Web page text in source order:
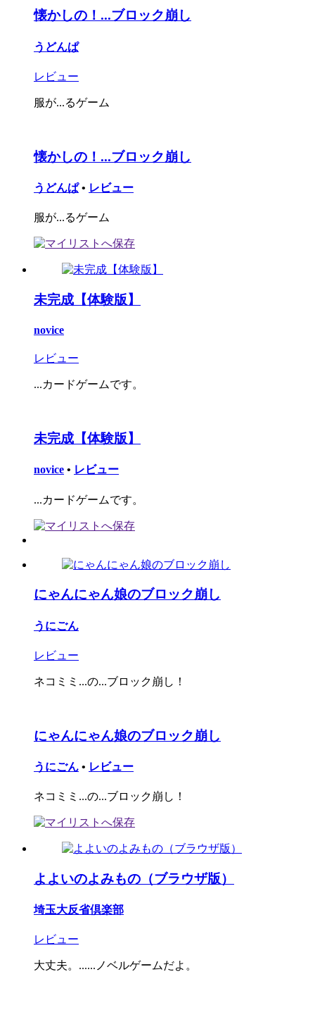
懐かしの！...ブロック崩し
うどんぱ
レビュー
服が...るゲーム
懐かしの！...ブロック崩し
うどんぱ • レビュー
服が...るゲーム
未完成【体験版】
novice
レビュー
...カードゲームです。
未完成【体験版】
novice • レビュー
...カードゲームです。
にゃんにゃん娘のブロック崩し
うにごん
レビュー
ネコミミ...の...ブロック崩し！
にゃんにゃん娘のブロック崩し
うにごん • レビュー
ネコミミ...の...ブロック崩し！
よよいのよみもの（ブラウザ版）
埼玉大反省倶楽部
レビュー
大丈夫。......ノベルゲームだよ。